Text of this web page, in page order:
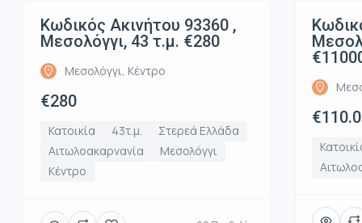
Κωδικός Ακινήτου 93360 ,
Μεσολόγγι, 43 τ.μ. €280
Μεσολόγγι, Κέντρο
€280
Κατοικία 43τ.μ.
Στερεά Ελλάδα
Αιτωλοακαρνανία
Μεσολόγγι
Κέντρο